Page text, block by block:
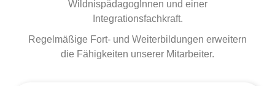
WildnispädagogInnen und einer
Integrationsfachkraft.
Regelmäßige Fort- und Weiterbildungen erweitern
die Fähigkeiten unserer Mitarbeiter.